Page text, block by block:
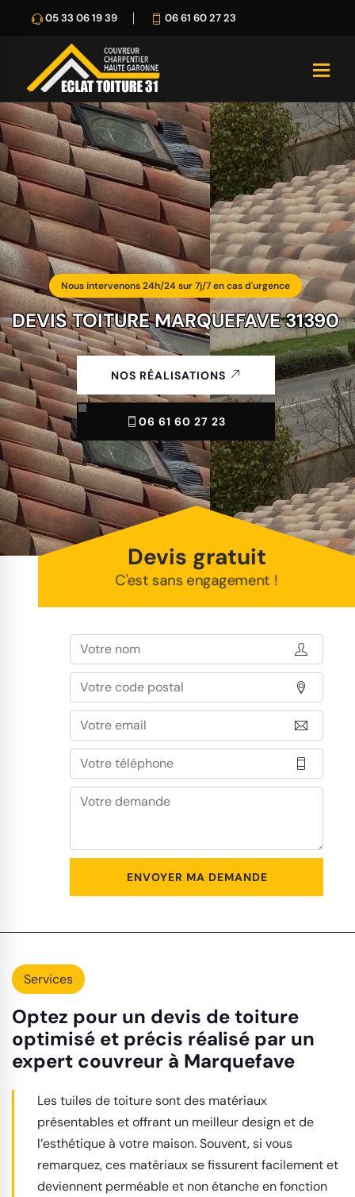
05 33 06 19 39 06 61 60 27 23
Nous intervenons 24h/24 sur 7j/7 en cas d'urgence
DEVIS TOITURE MARQUEFAVE 31390
NOS RÉALISATIONS
06 61 60 27 23
Devis gratuit
C'est sans engagement !
Services
Optez pour un devis de toiture
optimisé et précis réalisé par un
expert couvreur à Marquefave
Les tuiles de toiture sont des matériaux
présentables et offrant un meilleur design et de
l’esthétique à votre maison. Souvent, si vous
remarquez, ces matériaux se fissurent facilement et
deviennent perméable et non étanche en fonction